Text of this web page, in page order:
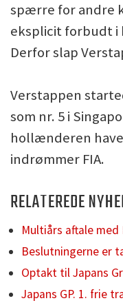
spærre for andre
eksplicit forbudt
Derfor slap
Verstappen
som nr. 5 i
hollænderen
indrømmer FIA.
RELATEREDE
Multiårs aftale med
Beslutningerne er
Optakt til Japans
Japans GP. 1. frie